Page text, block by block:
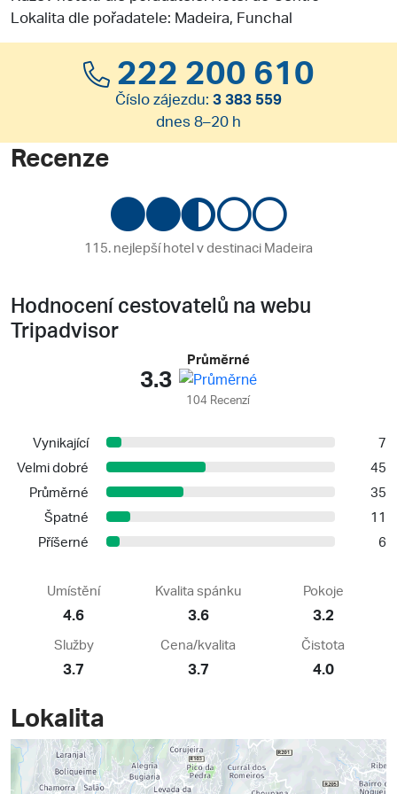
Lokalita dle pořadatele: Madeira, Funchal
222 200 610
Číslo zájezdu: 3 383 559
dnes 8–20 h
Recenze
115. nejlepší hotel v destinaci Madeira
Hodnocení cestovatelů na webu
Tripadvisor
3.3
Průměrné
104 Recenzí
Vynikající
7
Velmi dobré
45
Průměrné
35
Špatné
11
Příšerné
6
Umístění
4.6
Kvalita spánku
3.6
Pokoje
3.2
Služby
3.7
Cena/kvalita
3.7
Čistota
4.0
Lokalita